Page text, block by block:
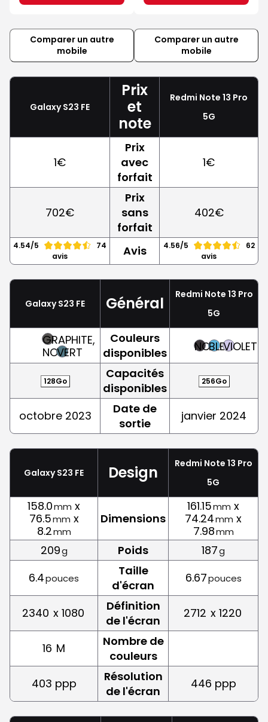
Comparer un autre
mobile
Comparer un autre
mobile
Galaxy S23 FE
Prix
et
note
Redmi Note 13 Pro
5G
1€
Prix
avec
forfait
1€
702€
Prix
sans
forfait
402€
4.54/5
74
avis
Avis 4.56/5
62
avis
Galaxy S23 FE Général
Redmi Note 13 Pro
5G
GRAPHITE,
NOIRVERT
Couleurs
disponibles
NOIRBLEUVIOLET
128Go
Capacités
disponibles
256Go
octobre 2023
Date de
sortie
janvier 2024
Galaxy S23 FE Design
Redmi Note 13 Pro
5G
158.0mm x
76.5mm x
8.2mm
Dimensions
161.15mm x
74.24mm x
7.98mm
209g Poids 187g
6.4pouces
Taille
d'écran
6.67pouces
2340 x 1080
Définition
de l'écran
2712 x 1220
16 M
Nombre de
couleurs
403 ppp
Résolution
de l'écran
446 ppp